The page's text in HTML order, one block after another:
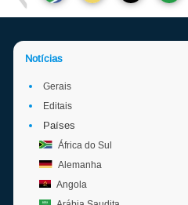
Notícias
Gerais
Editais
Países
África do Sul
Alemanha
Angola